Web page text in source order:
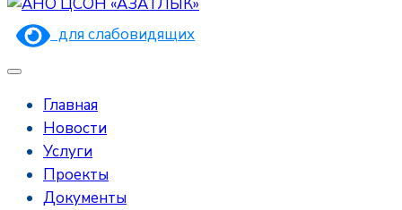
для слабовидящих
Главная
Новости
Услуги
Проекты
Документы